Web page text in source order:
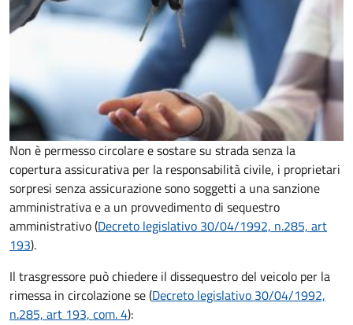
Non è permesso circolare e sostare su strada senza la
copertura assicurativa per la responsabilità civile, i proprietari
sorpresi senza assicurazione sono soggetti a una sanzione
amministrativa e a un provvedimento di sequestro
amministrativo (Decreto legislativo 30/04/1992, n.285, art
193).
Il trasgressore può chiedere il dissequestro del veicolo per la
rimessa in circolazione se (Decreto legislativo 30/04/1992,
n.285, art 193, com. 4):